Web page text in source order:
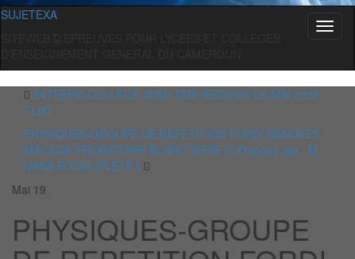
SUJETEXA
SVTEEHB-COLLEGE JEAN TABI-SESSION DE MAI 2026-
TLeD
PHYSIQUES-GROUPE DE REPETITION FORDI RENOVES-
MAI 2026-PROBATOIRE BLANC SERIE C-Proposé par : M.
NANA BORIS (PLETP )
Mai 19
PHYSIQUES-GROUPE